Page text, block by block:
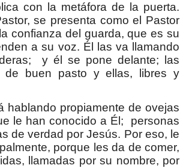
con la metáfora de la puerta.
se presenta como el Pastor
confianza del guarda, que es su
a su voz. Él las va llamando
y él se pone delante; las
de buen pasto y ellas, libres y
hablando propiamente de ovejas
le han conocido a Él; personas
de verdad por Jesús. Por eso, le
porque les da de comer,
llamadas por su nombre, por